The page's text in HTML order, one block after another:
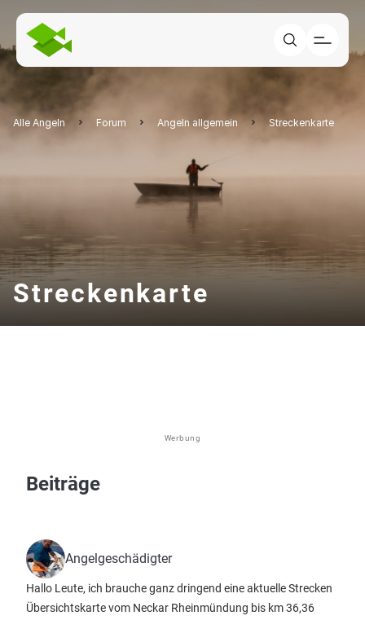
Alle Angeln Forum Angeln allgemein Streckenkarte
Streckenkarte
Werbung
Beiträge
Angelgeschädigter
Hallo Leute, ich brauche ganz dringend eine aktuelle Strecken
Übersichtskarte vom Neckar Rheinmündung bis km 36,36